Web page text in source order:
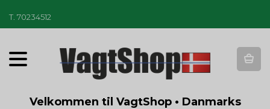
T 70234512
T
o
Velkommen til VagtShop • Danmarks